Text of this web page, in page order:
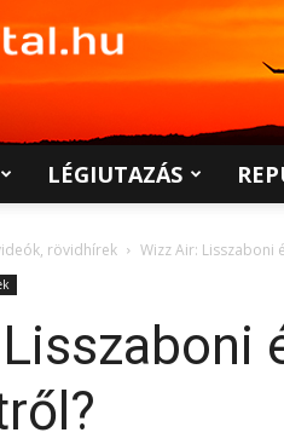
LÉGIUTAZÁS
rövidhírek Wizz Air: Lisszaboni